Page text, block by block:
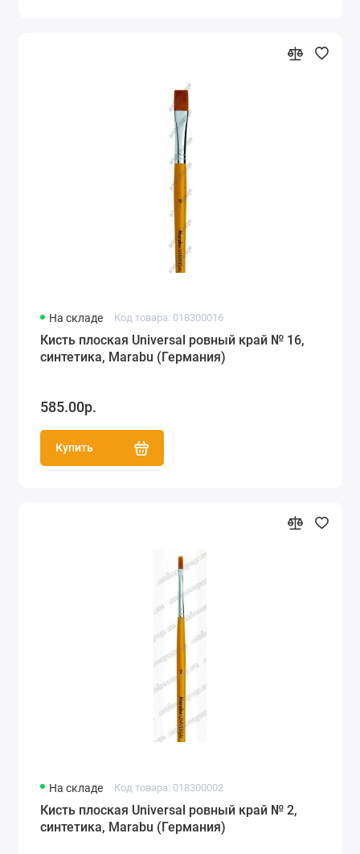
На складе Код товара: 018300016
Кисть плоская Universal ровный край № 16,
синтетика, Marabu (Германия)
585.00р.
Купить
На складе Код товара: 018300002
Кисть плоская Universal ровный край № 2,
синтетика, Marabu (Германия)